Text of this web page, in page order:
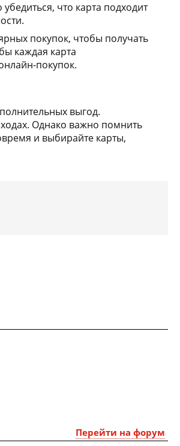
что карта подходит
покупок, чтобы получать
каждая карта
покупок.
выгод.
Однако важно помнить
и выбирайте карты,
Перейти на форум